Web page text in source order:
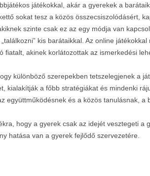
játékokkal, akár a gyerekek a
sokat tesz a közös összecsiszolódásért,
szinte csak ez az egy módja van
kis barátaikkal. Az online játékokkal
fiatalt, akinek korlátozottak az ismerkedési
különböző szerepekben tetszelegjenek a
kialakítják a főbb stratégiákat és mindenki
együttműködésnek és a közös tanulásnak, a
hogy a gyerek csak az idejét vesztegeti a
hatása van a gyerek fejlődő szervezetére.